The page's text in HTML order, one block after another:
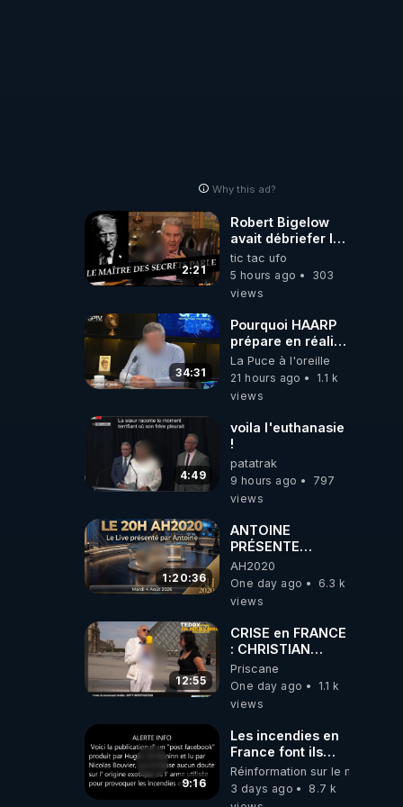
Why this ad?
2:21
Robert Bigelow
avait débriefer le
pédophile
génocidaire de
donald j trump
tic tac ufo
5 hours ago
303
views
34:31
Pourquoi HAARP
prépare en réalité
un CHAOS
climatique, on
répond
La Puce à l'oreille
21 hours ago
1.1 k
views
4:49
voila l'euthanasie
!
patatrak
9 hours ago
797
views
1:20:36
ANTOINE
PRÉSENTE
AH2020 LE LIVE
20H ***DU
04/08/2026***
RÉVEIL EST EN
MARCHE 📷
AH2020
One day ago
6.3 k
views
12:55
CRISE en FRANCE
: CHRISTIAN
COTTEN FAIT une
étrange
découverte
Priscane
One day ago
1.1 k
views
9:16
Les incendies en
France font ils
partie d' un plan
qui aurait débuté
le 11 septembre
Réinformation sur le monde
3 days ago
8.7 k